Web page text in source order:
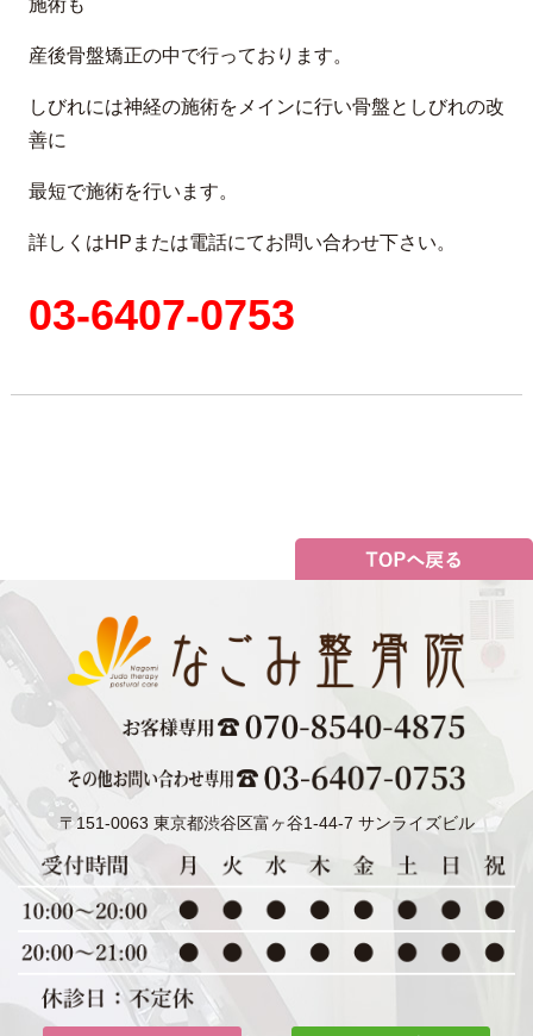
施術も
産後骨盤矯正の中で行っております。
しびれには神経の施術をメインに行い骨盤としびれの改
善に
最短で施術を行います。
詳しくはHPまたは電話にてお問い合わせ下さい。
03-6407-0753
〒151-0063 東京都渋谷区富ヶ谷1-44-7 サンライズビル